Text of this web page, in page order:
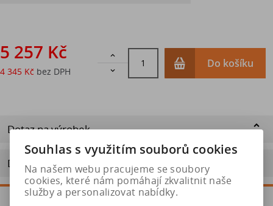
5 257 Kč
4 345 Kč bez DPH


Do košíku
Dotaz na výrobek
Doporučit výrobek
Souhlas s využitím souborů cookies
Na našem webu pracujeme se soubory
cookies, které nám pomáhají zkvalitnit naše
služby a personalizovat nabídky.